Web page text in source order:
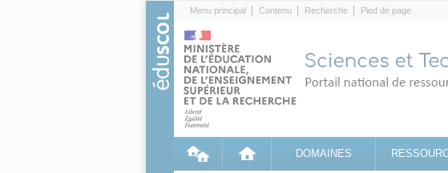
Menu principal Contenu Recherche Pied de page
DOMAINES